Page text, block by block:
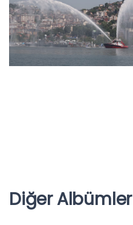
Diğer Albümler